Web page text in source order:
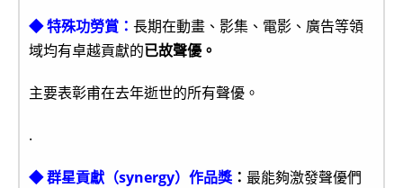
◆ 特殊功勞賞： 長期在動畫、影集、電影、廣告等領
域均有卓越貢獻的已故聲優。
主要表彰甫在去年逝世的所有聲優。
.
◆ 群星貢獻（synergy）作品獎 ： 最能夠激發聲優們